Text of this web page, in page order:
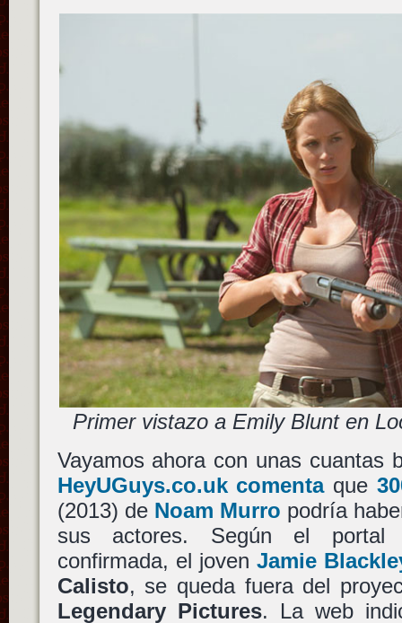
Primer vistazo a Emily Blunt en
Vayamos ahora con unas cuantas
HeyUGuys.co.uk comentaque
(2013) de Noam Murro podría
sus actores. Según el portal
confirmada, el joven Jamie
Calisto, se queda fuera del
Legendary Pictures. La web